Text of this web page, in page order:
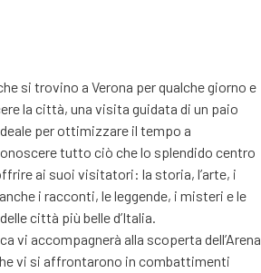
si trovino a Verona per qualche giorno e
la città, una visita guidata di un paio
per ottimizzare il tempo a
tutto ciò che lo splendido centro
ai suoi visitatori: la storia, l’arte, i
i racconti, le leggende, i misteri e le
città più belle d’Italia.
vi accompagnerà alla scoperta dell’Arena
vi si affrontarono in combattimenti